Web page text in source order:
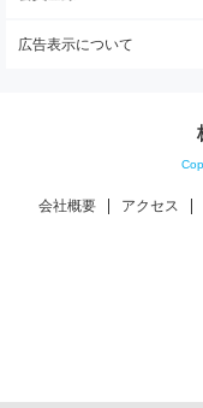
広告表示について
会社概要 アクセス